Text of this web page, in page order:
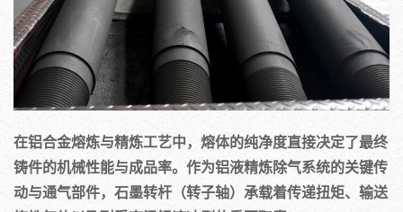
在铝合金熔炼与精炼工艺中，熔体的纯净度直接决定了最终
铸件的机械性能与成品率。作为铝液精炼除气系统的关键传
动与通气部件，石墨转杆（转子轴）承载着传递扭矩、输送